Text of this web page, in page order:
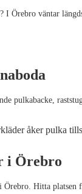
Örebro väntar
pulkabacke,
i Örebro
Hitta